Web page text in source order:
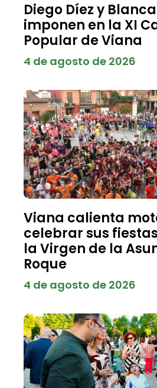
Diego Díez y
imponen en la XI
Popular de Viana
4 de agosto de 2026
Viana calienta
celebrar sus
la Virgen de la
Roque
4 de agosto de 2026